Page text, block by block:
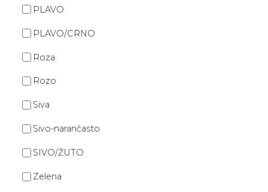
PLAVO
PLAVO/CRNO
Roza
Rozo
Siva
Sivo-narančasto
SIVO/ŽUTO
Zelena